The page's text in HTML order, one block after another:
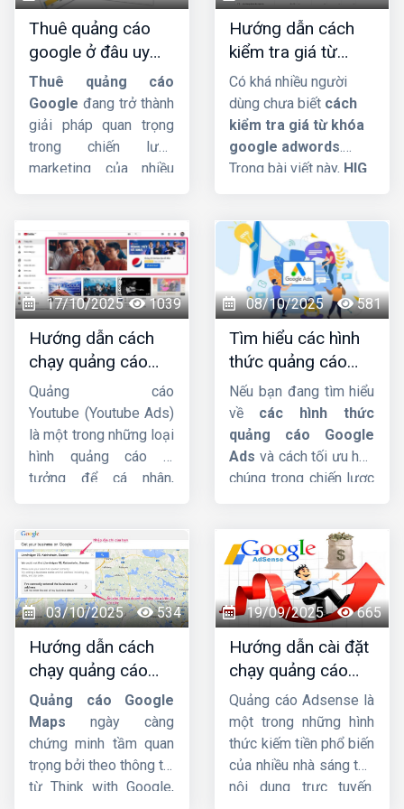
Google, các loại đối
sánh từ khóa và những
mẹo quan trọng để bạn
tối ưu ngân sách hiệu
quả.
Thuê quảng cáo
google ở đâu uy
tín, hiệu quả, giá tốt
?
Thuê quảng cáo
Google đang trở thành
giải pháp quan trọng
trong chiến lược
marketing của nhiều
chính xác tệp khách
hàng mục tiêu. Trong
bài viết này,Công ty
HIGsẽ phân tích chi
tiết hơn về dịch vụ này
nhá.
Hướng dẫn cách
kiểm tra giá từ
khóa google
adwords dễ đàng
Có khá nhiều người
dùng chưa biết cách
kiểm tra giá từ khóa
google adwords.
Trong bài viết này, HIG
các bạn cùng theo dõi
nhá !
17/10/2025 1039
Hướng dẫn cách
chạy quảng cáo
Youtube Ads hiệu
quả từ chuyên gia
Quảng cáo
Youtube (Youtube Ads)
là một trong những loại
hình quảng cáo lý
tưởng để cá nhân,
phát triển thương hiệu,
quảng bá sản phẩm,
dịch vụ đến nhiều
người dùng hơn. Trong
bài viết này,Công ty
HIGsẽ hướng dẫn
cách chạy quảng cáo
Youtubu Ads
chi tiết
từ A-Z. Cùng đón xem
ngay sau đây nhé !
08/10/2025 581
Tìm hiểu các hình
thức quảng cáo
google ads hiện
nay
Nếu bạn đang tìm hiểu
về các hình thức
quảng cáo Google
Ads và cách tối ưu hóa
chúng trong chiến lược
sẽ giúp bạn có cái nhìn
tổng quan và chi tiết
nhất.
03/10/2025
534
Hướng dẫn cách
chạy quảng cáo
google maps chi
tiết từ A-Z
Quảng cáo Google
Maps ngày càng
chứng minh tầm quan
trọng bởi theo thông tin
từ Think with Google,
19/09/2025 665
Hướng dẫn cài đặt
chạy quảng cáo
google adsense
chi tiết từ A-Z
Quảng cáo Adsense là
một trong những hình
thức kiếm tiền phổ biến
của nhiều nhà sáng tạo
nội dung trực tuyến.